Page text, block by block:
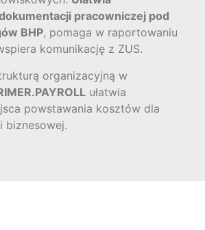
pracowniczej pod
BHP, pomaga w raportowaniu
komunikację z ZUS.
organizacyjną w
ułatwia
powstawania kosztów dla
biznesowej.